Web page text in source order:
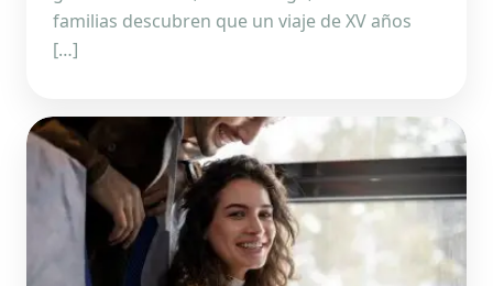
familias descubren que un viaje de XV años
[…]